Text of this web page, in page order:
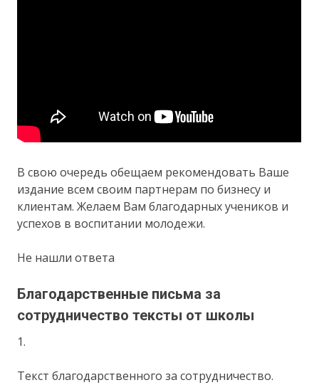
В свою очередь обещаем рекомендовать Ваше
издание всем своим партнерам по бизнесу и
клиентам. Желаем Вам благодарных учеников и
успехов в воспитании молодежи.
Не нашли ответа
Благодарственные письма за
сотрудничество тексты от школы
1.
Текст благодарственного за сотрудничество.